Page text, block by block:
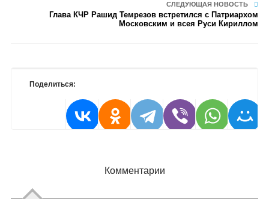
СЛЕДУЮЩАЯ НОВОСТЬ
Глава КЧР Рашид Темрезов встретился с Патриархом
Московским и всея Руси Кириллом
Поделиться:
Комментарии